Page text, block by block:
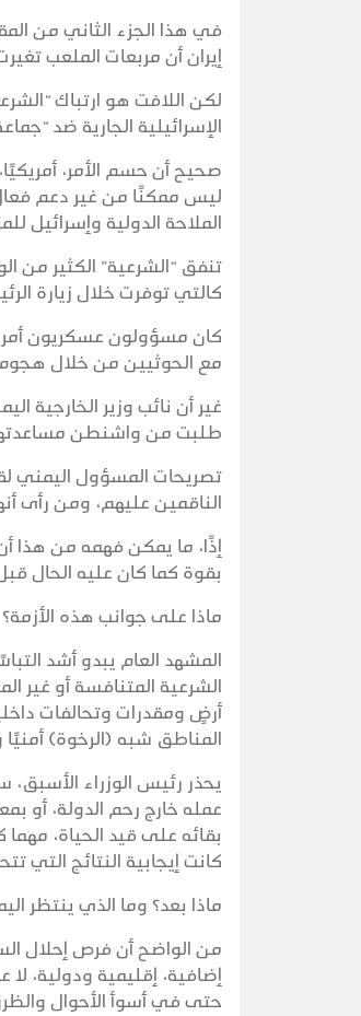
في هذا الجزء الثاني من
إيران أن مربعات الملعب
لكن اللافت هو ارتباك
الإسرائيلية الجارية ضد
صحيح أن حسم الأمر،
ليس ممكنًا من غير دعم
الملاحة الدولية وإسرائيل
تنفق “الشرعية” الكثير من
كالتي توفرت خلال زيارة
كان مسؤولون عسكريون
مع الحوثيين من خلال هجوم
غير أن نائب وزير
طلبت من واشنطن مساعدتها
تصريحات المسؤول اليمني
الناقمين عليهم، ومن رأى
إذًا، ما يمكن فهمه من هذا
بقوة كما كان عليه الحال
ماذا على جوانب هذه الأزمة؟
المشهد العام يبدو أشد
الشرعية المتنافسة أو
أرضٍ ومقدرات وتحالفات
المناطق شبه (الرخوة)
يحذر رئيس الوزراء
عمله خارج رحم الدولة، أو
بقائه على قيد الحياة،
كانت إيجابية النتائج التي
ماذا بعد؟ وما الذي ينتظر
من الواضح أن فرص إحلال
إضافية، إقليمية ودولية، لا
حتى في أسوأ الأحوال